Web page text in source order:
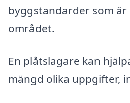
byggstandarder som
området.
En plåtslagare kan
mängd olika uppgifter,